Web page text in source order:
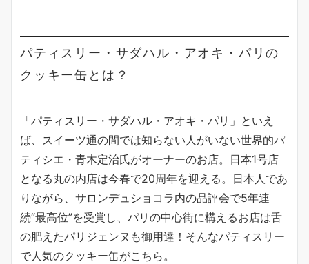
パティスリー・サダハル・アオキ・パリの
クッキー缶とは？
「パティスリー・サダハル・アオキ・パリ」といえ
ば、スイーツ通の間では知らない人がいない世界的パ
ティシエ・青木定治氏がオーナーのお店。日本1号店
となる丸の内店は今春で20周年を迎える。日本人であ
りながら、サロンデュショコラ内の品評会で5年連
続“最高位”を受賞し、パリの中心街に構えるお店は舌
の肥えたパリジェンヌも御用達！そんなパティスリー
で人気のクッキー缶がこちら。